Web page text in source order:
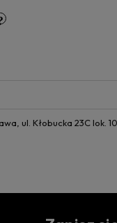
ul. Kłobucka 23C lok.